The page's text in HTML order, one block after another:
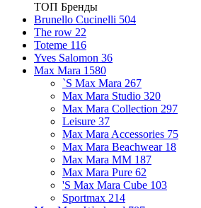
ТОП Бренды
Brunello Cucinelli 504
The row 22
Toteme 116
Yves Salomon 36
Max Mara 1580
`S Max Mara 267
Max Mara Studio 320
Max Mara Collection 297
Leisure 37
Max Mara Accessories 75
Max Mara Beachwear 18
Max Mara MM 187
Max Mara Pure 62
'S Max Mara Cube 103
Sportmax 214